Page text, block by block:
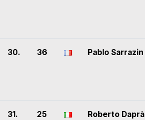
30. 36 Pablo Sarrazin
31. 25 Roberto Daprà